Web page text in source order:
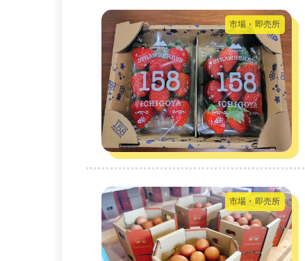
市場・即売所
市場・即売所